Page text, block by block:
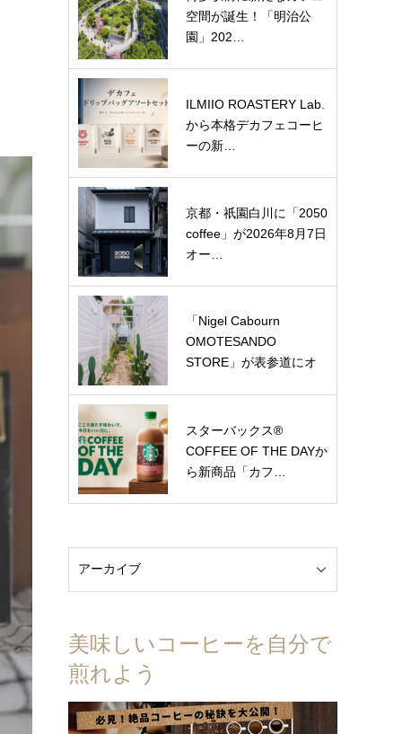
空間が誕生！「明治公
園」202…
ILMIIO ROASTERY Lab.
から本格デカフェコーヒ
ーの新…
京都・祇園白川に「2050
coffee」が2026年8月7日
オー…
「Nigel Cabourn
OMOTESANDO
STORE」が表参道にオ
スターバックス®
COFFEE OF THE DAYか
ら新商品「カフ…
美味しいコーヒーを自分で
煎れよう